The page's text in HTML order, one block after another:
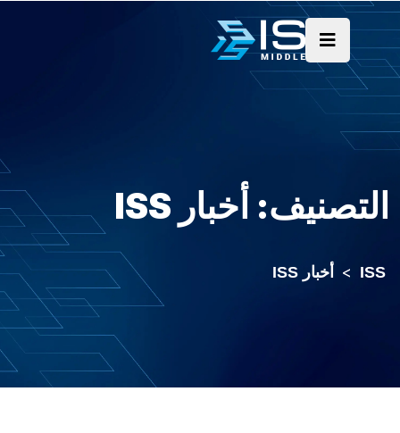
التصنيف: أخبار ISS
ISS
> أخبار ISS